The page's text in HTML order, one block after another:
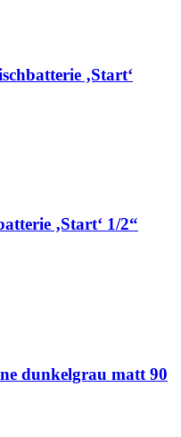
‚Start‘
‚Start‘ 1/2“
dunkelgrau matt 90